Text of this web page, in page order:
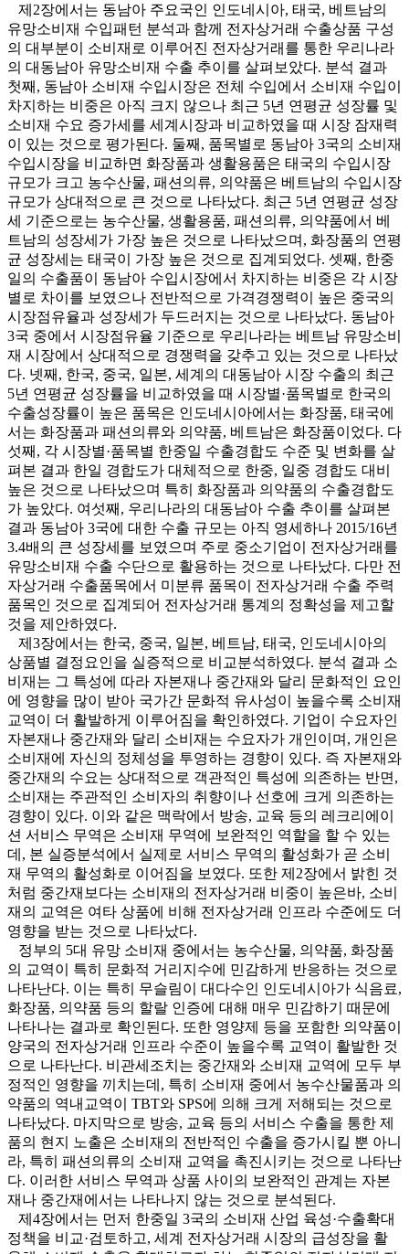
제2장에서는 동남아 주요국인 인도네시아, 태국, 베트남의
유망소비재 수입패턴 분석과 함께 전자상거래 수출상품 구성
의 대부분이 소비재로 이루어진 전자상거래를 통한 우리나라
의 대동남아 유망소비재 수출 추이를 살펴보았다. 분석 결과
첫째, 동남아 소비재 수입시장은 전체 수입에서 소비재 수입이
차지하는 비중은 아직 크지 않으나 최근 5년 연평균 성장률 및
소비재 수요 증가세를 세계시장과 비교하였을 때 시장 잠재력
이 있는 것으로 평가된다. 둘째, 품목별로 동남아 3국의 소비재
수입시장을 비교하면 화장품과 생활용품은 태국의 수입시장
규모가 크고 농수산물, 패션의류, 의약품은 베트남의 수입시장
규모가 상대적으로 큰 것으로 나타났다. 최근 5년 연평균 성장
세 기준으로는 농수산물, 생활용품, 패션의류, 의약품에서 베
트남의 성장세가 가장 높은 것으로 나타났으며, 화장품의 연평
균 성장세는 태국이 가장 높은 것으로 집계되었다. 셋째, 한중
일의 수출품이 동남아 수입시장에서 차지하는 비중은 각 시장
별로 차이를 보였으나 전반적으로 가격경쟁력이 높은 중국의
시장점유율과 성장세가 두드러지는 것으로 나타났다. 동남아
3국 중에서 시장점유율 기준으로 우리나라는 베트남 유망소비
재 시장에서 상대적으로 경쟁력을 갖추고 있는 것으로 나타났
다. 넷째, 한국, 중국, 일본, 세계의 대동남아 시장 수출의 최근
5년 연평균 성장률을 비교하였을 때 시장별·품목별로 한국의
수출성장률이 높은 품목은 인도네시아에서는 화장품, 태국에
서는 화장품과 패션의류와 의약품, 베트남은 화장품이었다. 다
섯째, 각 시장별·품목별 한중일 수출경합도 수준 및 변화를 살
펴본 결과 한일 경합도가 대체적으로 한중, 일중 경합도 대비
높은 것으로 나타났으며 특히 화장품과 의약품의 수출경합도
가 높았다. 여섯째, 우리나라의 대동남아 수출 추이를 살펴본
결과 동남아 3국에 대한 수출 규모는 아직 영세하나 2015/16년
3.4배의 큰 성장세를 보였으며 주로 중소기업이 전자상거래를
유망소비재 수출 수단으로 활용하는 것으로 나타났다. 다만 전
자상거래 수출품목에서 미분류 품목이 전자상거래 수출 주력
품목인 것으로 집계되어 전자상거래 통계의 정확성을 제고할
것을 제안하였다.
제3장에서는 한국, 중국, 일본, 베트남, 태국, 인도네시아의
상품별 결정요인을 실증적으로 비교분석하였다. 분석 결과 소
비재는 그 특성에 따라 자본재나 중간재와 달리 문화적인 요인
에 영향을 많이 받아 국가간 문화적 유사성이 높을수록 소비재
교역이 더 활발하게 이루어짐을 확인하였다. 기업이 수요자인
자본재나 중간재와 달리 소비재는 수요자가 개인이며, 개인은
소비재에 자신의 정체성을 투영하는 경향이 있다. 즉 자본재와
중간재의 수요는 상대적으로 객관적인 특성에 의존하는 반면,
소비재는 주관적인 소비자의 취향이나 선호에 크게 의존하는
경향이 있다. 이와 같은 맥락에서 방송, 교육 등의 레크리에이
션 서비스 무역은 소비재 무역에 보완적인 역할을 할 수 있는
데, 본 실증분석에서 실제로 서비스 무역의 활성화가 곧 소비
재 무역의 활성화로 이어짐을 보였다. 또한 제2장에서 밝힌 것
처럼 중간재보다는 소비재의 전자상거래 비중이 높은바, 소비
재의 교역은 여타 상품에 비해 전자상거래 인프라 수준에도 더
영향을 받는 것으로 나타났다.
정부의 5대 유망 소비재 중에서는 농수산물, 의약품, 화장품
의 교역이 특히 문화적 거리지수에 민감하게 반응하는 것으로
나타난다. 이는 특히 무슬림이 대다수인 인도네시아가 식음료,
화장품, 의약품 등의 할랄 인증에 대해 매우 민감하기 때문에
나타나는 결과로 확인된다. 또한 영양제 등을 포함한 의약품이
양국의 전자상거래 인프라 수준이 높을수록 교역이 활발한 것
으로 나타난다. 비관세조치는 중간재와 소비재 교역에 모두 부
정적인 영향을 끼치는데, 특히 소비재 중에서 농수산물품과 의
약품의 역내교역이 TBT와 SPS에 의해 크게 저해되는 것으로
나타났다. 마지막으로 방송, 교육 등의 서비스 수출을 통한 제
품의 현지 노출은 소비재의 전반적인 수출을 증가시킬 뿐 아니
라, 특히 패션의류의 소비재 교역을 촉진시키는 것으로 나타난
다. 이러한 서비스 무역과 상품 사이의 보완적인 관계는 자본
재나 중간재에서는 나타나지 않는 것으로 분석된다.
제4장에서는 먼저 한중일 3국의 소비재 산업 육성·수출확대
정책을 비교·검토하고, 세계 전자상거래 시장의 급성장을 활